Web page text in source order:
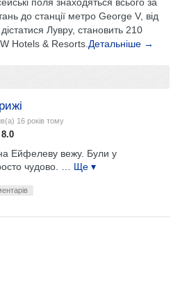
до станції метро George V, від
Лувру, становить 210
Hotels & Resorts. Детальніше →
16 років тому
8.0
Ейфелеву вежу. Були у
чудово.
… Ще ▾